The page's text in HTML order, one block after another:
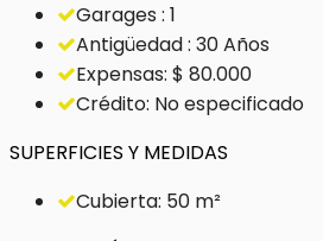
Garages : 1
Antigüedad : 30 Años
Expensas: $ 80.000
Crédito: No especificado
SUPERFICIES Y MEDIDAS
Cubierta: 50 m²